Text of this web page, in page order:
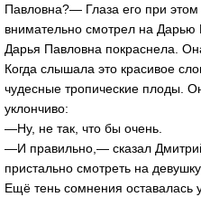
Павловна?— Глаза его при
внимательно смотрел на Дарью
Дарья Павловна покраснела.
Когда слышала это красивое
чудесные тропические плоды.
уклончиво:
—Ну, не так, что бы очень.
—И правильно,— сказал
пристально смотреть на
Ещё тень сомнения оставалась